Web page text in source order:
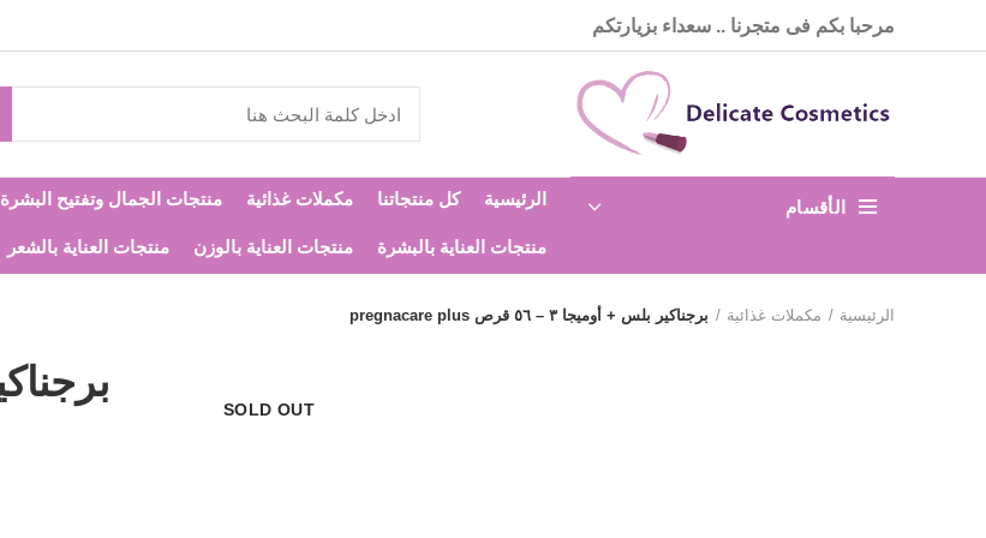
مرحبا بكم فى متجرنا .. سعداء بزيارتكم
الأقسام الرئيسية كل منتجاتنا مكملات غذائية منتجات الجمال وتفتيح البشرة
منتجات العناية بالبشرة منتجات العناية بالوزن منتجات العناية بالشعر
الرئيسية مكملات غذائية برجناكير بلس + أوميجا ٣ – ٥٦ قرص pregnacare plus
SOLD OUT